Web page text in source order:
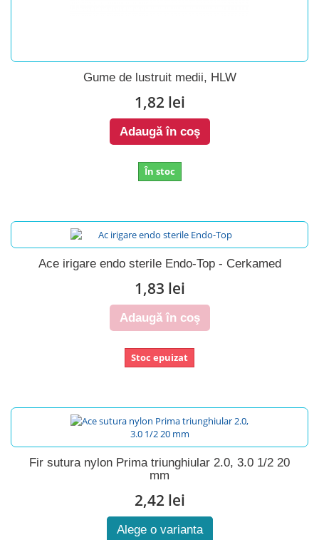
Gume de lustruit medii, HLW
1,82 lei
Adaugă în coş
În stoc
Ace irigare endo sterile Endo-Top - Cerkamed
1,83 lei
Adaugă în coş
Stoc epuizat
Fir sutura nylon Prima triunghiular 2.0, 3.0 1/2 20
mm
2,42 lei
Alege o varianta